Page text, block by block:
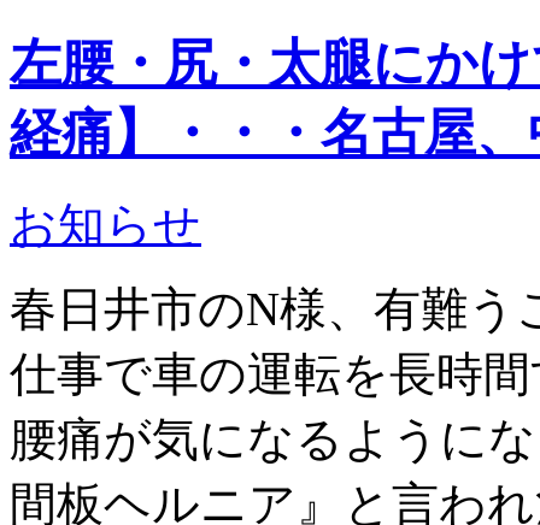
左腰・尻・太腿にか
経痛】・・・名古屋
お知らせ
春日井市のN様、有難う
仕事で車の運転を長時
腰痛が気になるように
間板ヘルニア』と言わ